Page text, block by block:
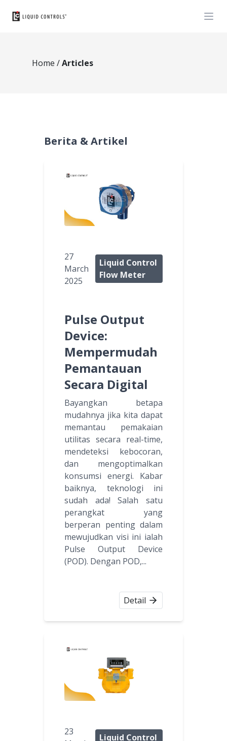
Home /Articles
Berita & Artikel
27
March
2025
Liquid Control
Flow Meter
Pulse Output
Device:
Mempermudah
Pemantauan
Secara Digital
Bayangkan betapa
mudahnya jika kita dapat
memantau pemakaian
utilitas secara real-time,
mendeteksi kebocoran,
dan mengoptimalkan
konsumsi energi. Kabar
baiknya, teknologi ini
sudah ada! Salah satu
perangkat yang
berperan penting dalam
mewujudkan visi ini ialah
Pulse Output Device
(POD). Dengan POD,...
Detail
23
Liquid Control